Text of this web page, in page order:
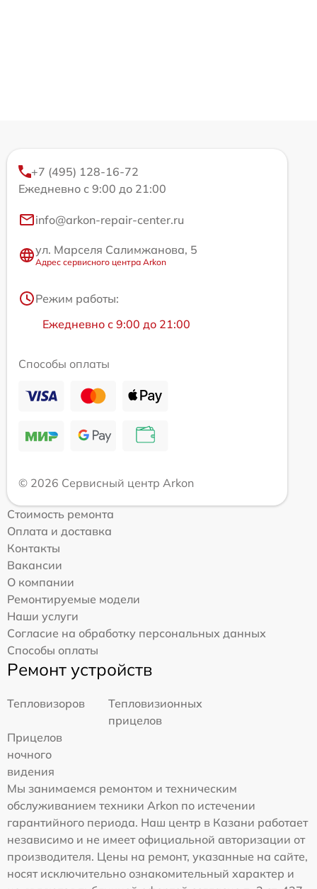
+7 (495) 128-16-72
Ежедневно с 9:00 до 21:00
info@arkon-repair-center.ru
ул. Марселя Салимжанова, 5
Адрес сервисного центра Arkon
Режим работы:
Ежедневно с 9:00 до 21:00
Способы оплаты
© 2026 Сервисный центр Arkon
Стоимость ремонта
Оплата и доставка
Контакты
Вакансии
О компании
Ремонтируемые модели
Наши услуги
Согласие на обработку персональных данных
Способы оплаты
Ремонт устройств
Тепловизоров
Тепловизионных
прицелов
Прицелов
ночного
видения
Мы занимаемся ремонтом и техническим
обслуживанием техники Arkon по истечении
гарантийного периода. Наш центр в Казани работает
независимо и не имеет официальной авторизации от
производителя. Цены на ремонт, указанные на сайте,
носят исключительно ознакомительный характер и